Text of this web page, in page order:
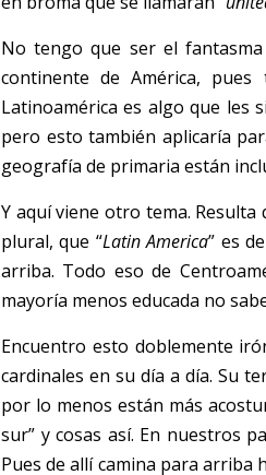
No tengo que ser el
continente de América,
Latinoamérica es algo que les
pero esto también aplicaría
geografía de primaria están
Y aquí viene otro tema.
plural, que “Latin America” es
arriba. Todo eso de
mayoría menos educada no
Encuentro esto doblemente
cardinales en su día a día. Su
por lo menos están más
sur” y cosas así. En nuestros
Pues de allí camina para arriba